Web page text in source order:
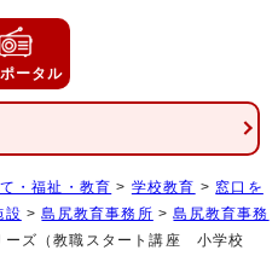
ータル
・福祉・教育 > 学校教育 > 窓口を
設 >島尻教育事務所 >島尻教育事務
ーズ（教職スタート講座 小学校